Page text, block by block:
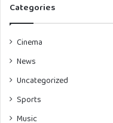
Categories
Cinema
News
Uncategorized
Sports
Music